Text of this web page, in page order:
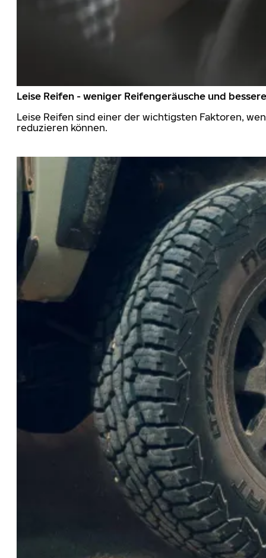
Leise Reifen - weniger Reifengeräusche und
Leise Reifen sind einer der wichtigsten Faktoren,
reduzieren können.